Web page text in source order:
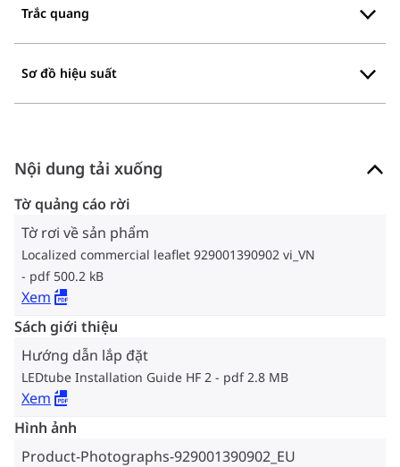
Trắc quang
Sơ đồ hiệu suất
Nội dung tải xuống
Tờ quảng cáo rời
Tờ rơi về sản phẩm
Localized commercial leaflet 929001390902 vi_VN
pdf 500.2 kB
Xem
Sách giới thiệu
Hướng dẫn lắp đặt
LEDtube Installation Guide HF 2 pdf 2.8 MB
Xem
Hình ảnh
Product-Photographs-929001390902_EU